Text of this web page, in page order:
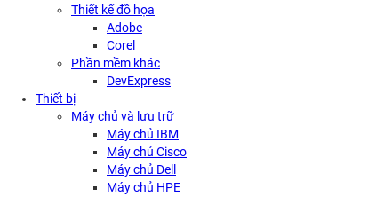
Thiết kế đồ họa
Adobe
Corel
Phần mềm khác
DevExpress
Thiết bị
Máy chủ và lưu trữ
Máy chủ IBM
Máy chủ Cisco
Máy chủ Dell
Máy chủ HPE